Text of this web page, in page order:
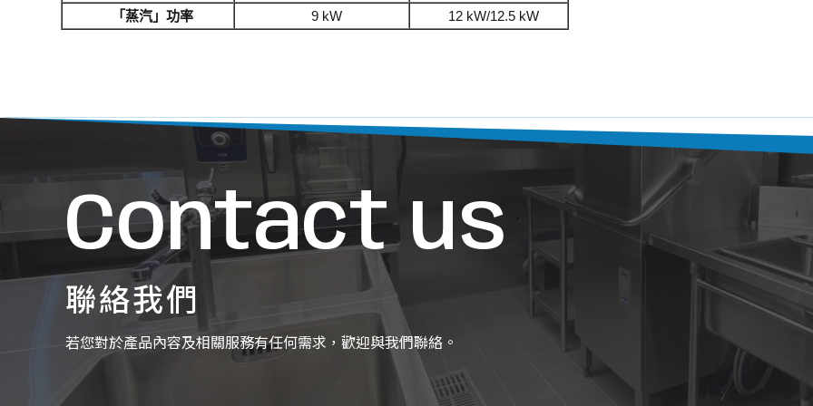
「蒸汽」功率 9 kW 12 kW/12.5 kW
Contact us
聯絡我們
若您對於產品內容及相關服務有任何需求，歡迎與我們聯絡。